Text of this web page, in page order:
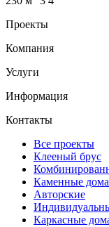
Проекты
Компания
Услуги
Информация
Контакты
Все проекты
Клееный брус
Каменные дома
Авторские
Каркасные